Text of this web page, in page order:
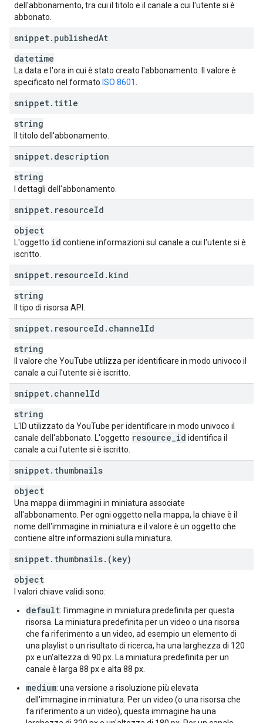
dell'abbonamento, tra cui il titolo e il canale a cui l'utente si è
abbonato.
snippet. publishedAt
datetime
La data e l'ora in cui è stato creato l'abbonamento. Il valore è
specificato nel formato ISO 8601
snippet. title
string
Il titolo dell'abbonamento.
snippet. description
string
I dettagli dell'abbonamento.
snippet. resourceId
object
L'oggetto id contiene informazioni sul canale a cui l'utente si è
iscritto.
snippet. resourceId . kind
string
Il tipo di risorsa API.
snippet. resourceId . channelId
string
Il valore che YouTube utilizza per identificare in modo univoco il
canale a cui l'utente si è iscritto.
snippet. channelId
string
L'ID utilizzato da YouTube per identificare in modo univoco il
canale dell'abbonato. L'oggetto resource id identifica il
canale a cui l'utente si è iscritto.
snippet. thumbnails
object
Una mappa di immagini in miniatura associate
all'abbonamento. Per ogni oggetto nella mappa, la chiave è il
nome dell'immagine in miniatura e il valore è un oggetto che
contiene altre informazioni sulla miniatura.
snippet. thumbnails. (key)
object
I valori chiave validi sono:
default: l'immagine in miniatura predefinita per questa
risorsa. La miniatura predefinita per un video o una risorsa
che fa riferimento a un video, ad esempio un elemento di
una playlist o un risultato di ricerca, ha una larghezza di 120
px e un'altezza di 90 px. La miniatura predefinita per un
canale è larga 88 px e alta 88 px.
medium: una versione a risoluzione più elevata
dell'immagine in miniatura. Per un video (o una risorsa che
fa riferimento a un video), questa immagine ha una